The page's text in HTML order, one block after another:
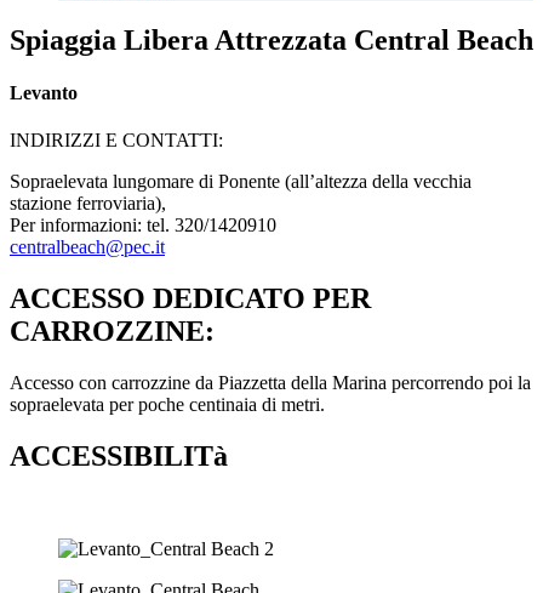
Spiaggia Libera Attrezzata Central Beach
Levanto
INDIRIZZI E CONTATTI:​
Sopraelevata lungomare di Ponente (all’altezza della vecchia
stazione ferroviaria),
Per informazioni: tel. 320/1420910
centralbeach@pec.it
ACCESSO DEDICATO PER
CARROZZINE:
Accesso con carrozzine da Piazzetta della Marina percorrendo poi la
sopraelevata per poche centinaia di metri.
ACCESSIBILITà